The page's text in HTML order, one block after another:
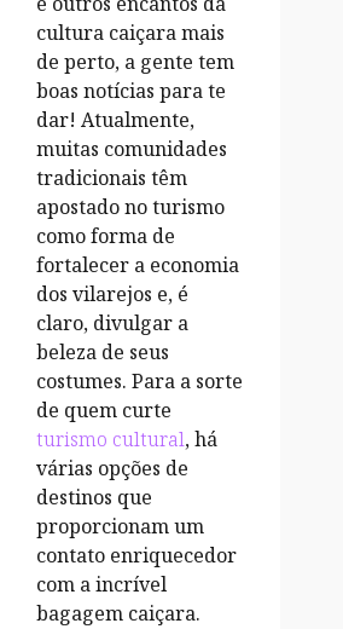
cultura caiçara mais
de perto, a gente tem
boas notícias para te
dar! Atualmente,
muitas comunidades
tradicionais têm
apostado no turismo
como forma de
fortalecer a economia
dos vilarejos e, é
claro, divulgar a
beleza de seus
costumes. Para a sorte
de quem curte
turismo cultural, há
várias opções de
destinos que
proporcionam um
contato enriquecedor
com a incrível
bagagem caiçara.